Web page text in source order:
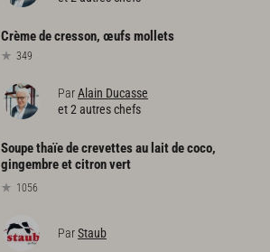
Crèmedecresson, œufsmollets
349
ParAlain Ducasse
et 2 autres chefs
Soupe thaïe de crevettes au lait de coco,
gingembre et citron vert
1056
ParStaub